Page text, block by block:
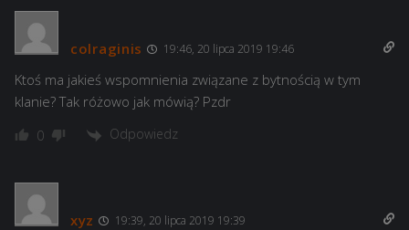
colraginis 19:46, 20 lipca 2019 19:46
Ktoś ma jakieś wspomnienia związane z bytnością w tym
klanie? Tak różowo jak mówią? Pzdr
0 Odpowiedz
xyz 19:39, 20 lipca 2019 19:39